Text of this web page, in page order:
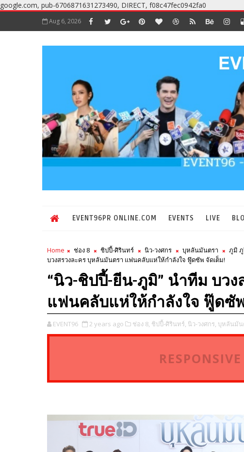
google.com, pub-6706871631273490, DIRECT, f08c47fec0942fa0
Aug 6, 2026
EVENT96PR ONLINE.COM EVENTS LIVE
Home ช่อง 8 ชิปปี้-ศิรินทร์ นิว-วงศกร บุหลันมันตรา ภูมิ
บวงสรวงละคร บุหลันมันตรา แฟนคลับแห่ให้กำลังใจ ฟู๊ดซัพ จัดเต็ม!
“นิว-ชิปปี้-ยีน-ภูมิ” นำทีม บว
แฟนคลับแห่ให้กำลังใจ ฟู๊ดซั
EVENT96 2 years ago ช่อง 8, ชิปปี้-ศิรินทร์, นิว-วงศกร, บุหลันมัน